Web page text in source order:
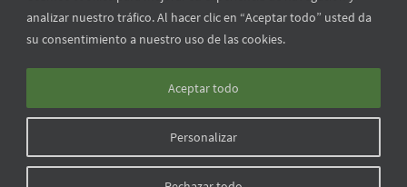
analizar nuestro tráfico. Al hacer clic en “Aceptar todo” usted da
su consentimiento a nuestro uso de las cookies.
Personalizar
Aceptar todo
INICIO FORMACIÓN QUIENES SOMOS VÍNCULOS
Todas las imágenes del sitio pertenecen a la Asociación Uruguaya de
Guardaparques